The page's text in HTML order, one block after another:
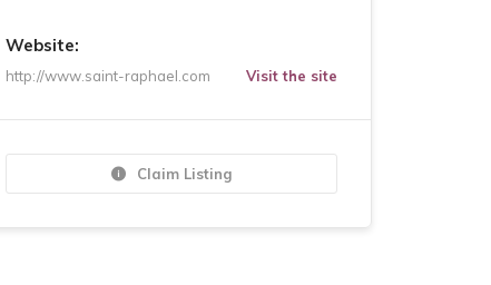
Website:
http://www.saint-raphael.com Visit the site
Claim Listing